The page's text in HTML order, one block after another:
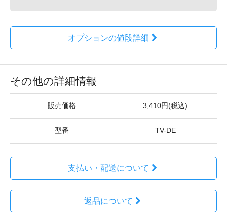
オプションの値段詳細
その他の詳細情報
販売価格 3,410円(税込)
型番 TV-DE
支払い・配送について
返品について